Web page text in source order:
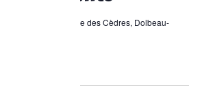
1151, rue des Cèdres, Dolbeau-